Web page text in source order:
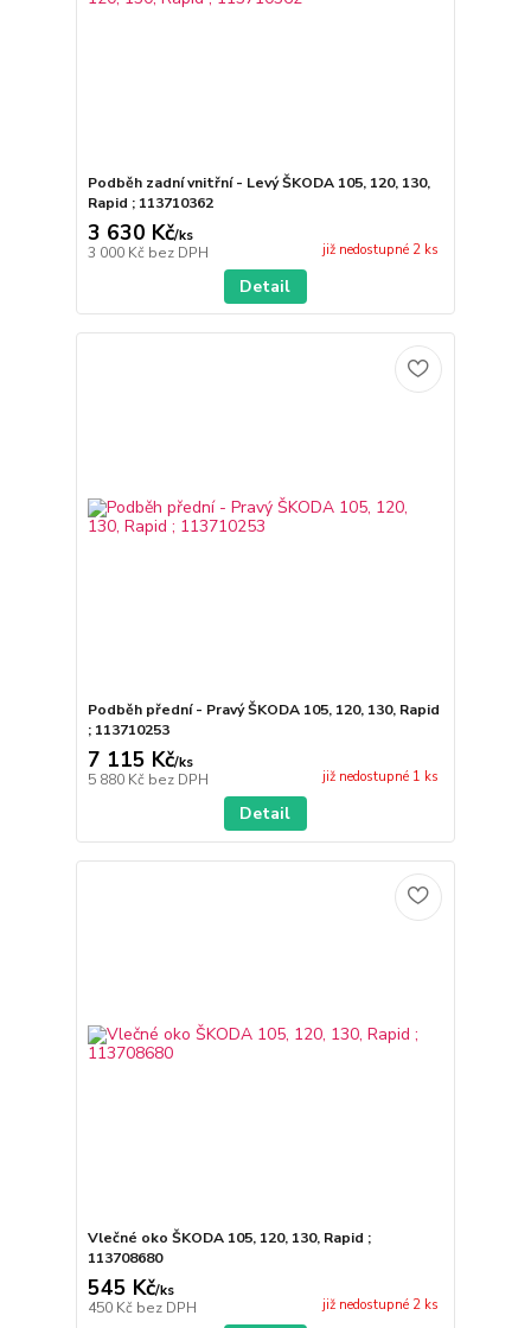
Podběh zadní vnitřní - Levý ŠKODA 105, 120, 130,
Rapid ; 113710362
3 630 Kč/ks
3 000 Kč bez DPH již nedostupné 2 ks
Detail
Podběh přední - Pravý ŠKODA 105, 120, 130, Rapid
; 113710253
7 115 Kč/ks
5 880 Kč bez DPH již nedostupné 1 ks
Detail
Vlečné oko ŠKODA 105, 120, 130, Rapid ;
113708680
545 Kč/ks
450 Kč bez DPH již nedostupné 2 ks